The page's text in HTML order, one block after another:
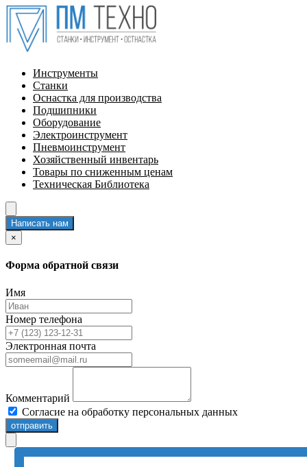
Инструменты
Станки
Оснастка для производства
Подшипники
Оборудование
Электроинструмент
Пневмоинструмент
Хозяйственный инвентарь
Товары по сниженным ценам
Техническая Библиотека
Написать нам
×
Форма обратной связи
Имя
Номер телефона
Электронная почта
Комментарий
Согласие на обработку персональных данных
отправить